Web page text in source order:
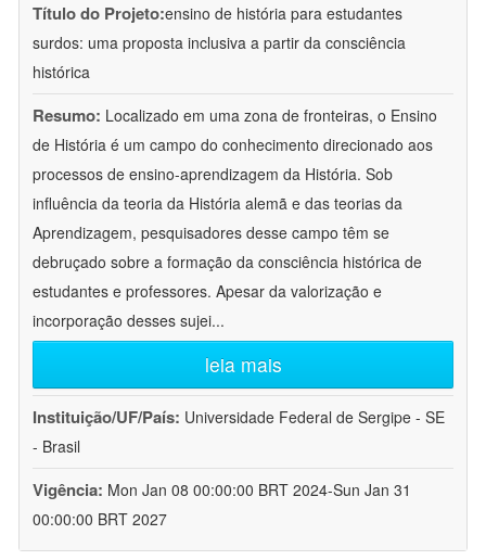
Título do Projeto:ensino de história para estudantes
surdos: uma proposta inclusiva a partir da consciência
histórica
Resumo: Localizado em uma zona de fronteiras, o Ensino
de História é um campo do conhecimento direcionado aos
processos de ensino-aprendizagem da História. Sob
influência da teoria da História alemã e das teorias da
Aprendizagem, pesquisadores desse campo têm se
debruçado sobre a formação da consciência histórica de
estudantes e professores. Apesar da valorização e
incorporação desses sujei...
leia mais
Instituição/UF/País: Universidade Federal de Sergipe - SE
- Brasil
Vigência: Mon Jan 08 00:00:00 BRT 2024-Sun Jan 31
00:00:00 BRT 2027